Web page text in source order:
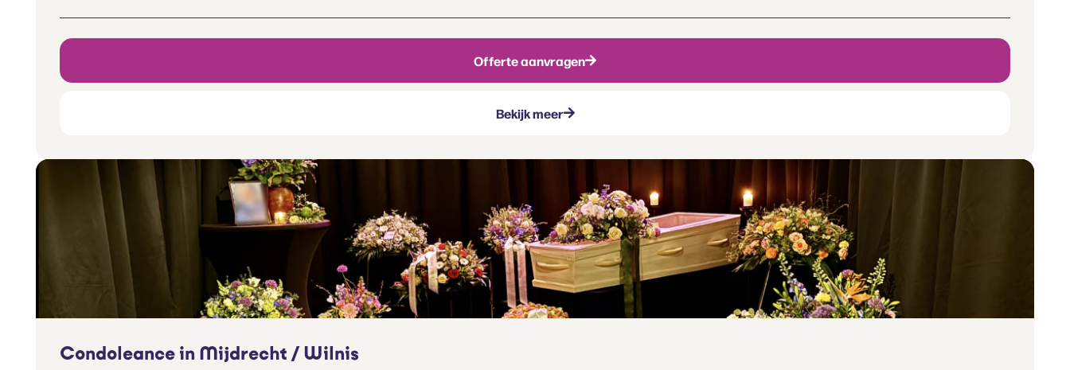
Offerte aanvragen
Bekijk meer
Condoleance in Mijdrecht / Wilnis